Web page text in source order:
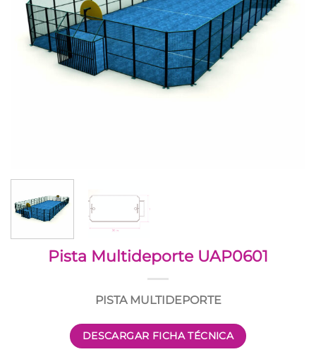
Pista Multideporte UAP0601
PISTA MULTIDEPORTE
DESCARGAR FICHA TÉCNICA